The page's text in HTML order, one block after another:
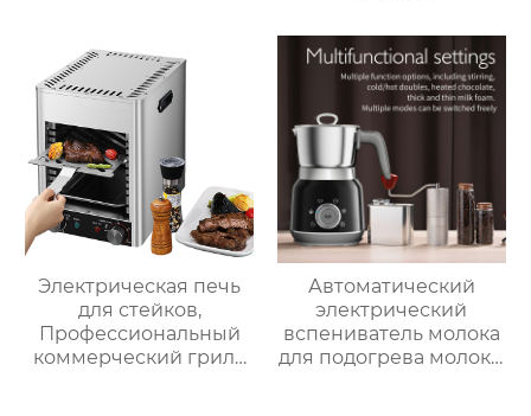
Электрическая печь
для стейков,
Профессиональный
коммерческий гриль
Автоматический
электрический
вспениватель молока
для подогрева молока,